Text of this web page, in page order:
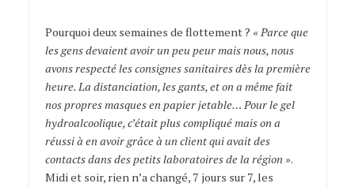
Pourquoi deux semaines de flottement ? « Parce que
les gens devaient avoir un peu peur mais nous, nous
avons respecté les consignes sanitaires dès la première
heure. La distanciation, les gants, et on a même fait
nos propres masques en papier jetable… Pour le gel
hydroalcoolique, c’était plus compliqué mais on a
réussi à en avoir grâce à un client qui avait des
contacts dans des petits laboratoires de la région ».
Midi et soir, rien n’a changé, 7 jours sur 7, les